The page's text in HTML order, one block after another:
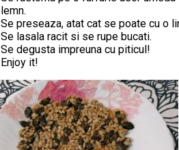
lemn.
Se preseaza, atat cat se poate cu o
Se lasala racit si se rupe bucati.
Se degusta impreuna cu piticul!
Enjoy it!